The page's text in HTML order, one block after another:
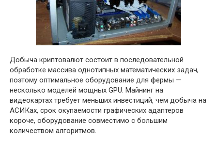
Добыча криптовалют состоит в последовательной
обработке массива однотипных математических задач,
поэтому оптимальное оборудование для фермы —
несколько моделей мощных GPU. Майнинг на
видеокартах требует меньших инвестиций, чем добыча на
АСИКах, срок окупаемости графических адаптеров
короче, оборудование совместимо с большим
количеством алгоритмов.